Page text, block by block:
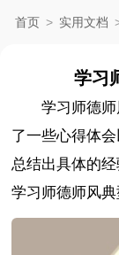
首页 > 实用文档
学习
学习师德
了一些心得体
总结出具体的
学习师德师风